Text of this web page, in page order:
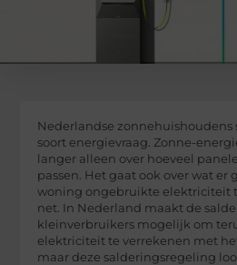
Nederlandse zonnehuishoudens
soort energievraag. Zonne-
langer alleen over hoeveel
passen. Het gaat ook over wat er
woning ongebruikte elektriciteit
net. In Nederland maakt de
kleinverbruikers mogelijk om
elektriciteit te verrekenen met
maar deze salderingsregeling